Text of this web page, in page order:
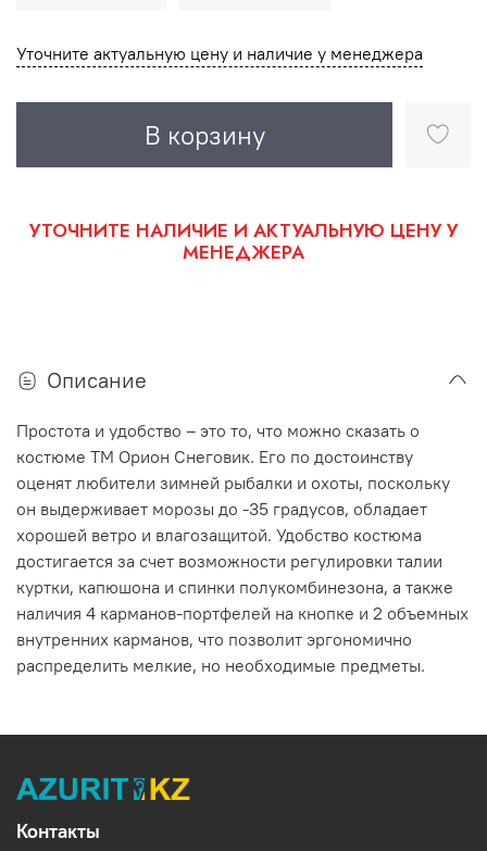
Уточните актуальную цену и наличие у менеджера
В корзину
УТОЧНИТЕ НАЛИЧИЕ И АКТУАЛЬНУЮ ЦЕНУ У
МЕНЕДЖЕРА
Описание
Простота и удобство – это то, что можно сказать о
костюме ТМ Орион Снеговик. Его по достоинству
оценят любители зимней рыбалки и охоты, поскольку
он выдерживает морозы до -35 градусов, обладает
хорошей ветро и влагозащитой. Удобство костюма
достигается за счет возможности регулировки талии
куртки, капюшона и спинки полукомбинезона, а также
наличия 4 карманов-портфелей на кнопке и 2 объемных
внутренних карманов, что позволит эргономично
распределить мелкие, но необходимые предметы.
Контакты